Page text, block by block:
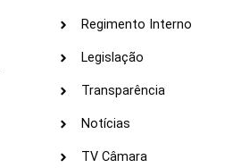
Regimento Interno
Legislação
Transparência
Notícias
TV Câmara